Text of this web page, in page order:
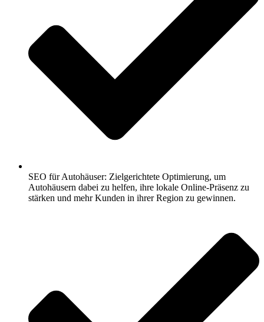
SEO für Autohäuser: Zielgerichtete Optimierung, um
Autohäusern dabei zu helfen, ihre lokale Online-Präsenz zu
stärken und mehr Kunden in ihrer Region zu gewinnen.